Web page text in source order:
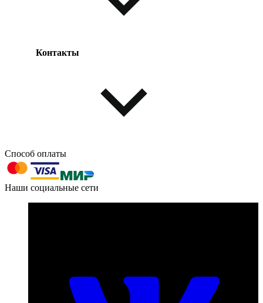
Контакты
603004, г. Нижний Новгород, проспект Ленина, д. 95
Номер телефона для связи:
+7 (831) 290-86-98
Способ оплаты
Наши социальные сети